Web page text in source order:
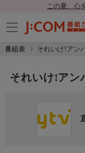
この夏、心
番組表 それいけ!アン
それいけ!アン